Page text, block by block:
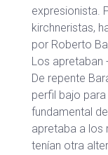
expresionista.
kirchneristas,
por Roberto
Los apretaban
De repente
perfil bajo
fundamental
apretaba a los
tenían otra